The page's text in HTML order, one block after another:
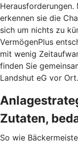
erkennen sie die
sich um nichts zu
VermögenPlus
mit wenig
finden Sie
Landshut eG vor Ort.
Zutaten,
So wie